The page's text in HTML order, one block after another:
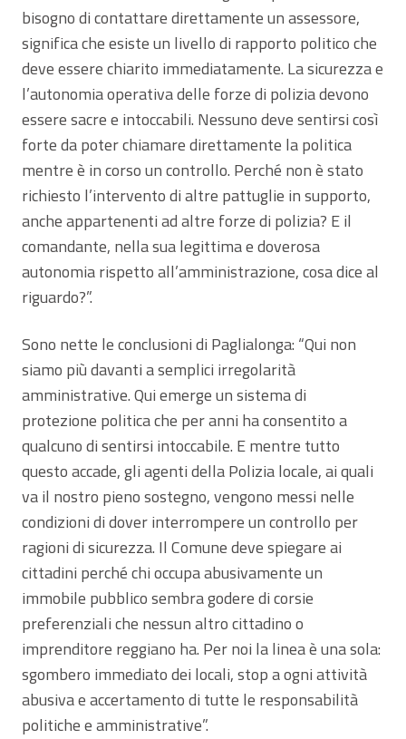
bisogno di contattare direttamente un assessore,
significa che esiste un livello di rapporto politico che
deve essere chiarito immediatamente. La sicurezza e
l’autonomia operativa delle forze di polizia devono
essere sacre e intoccabili. Nessuno deve sentirsi così
forte da poter chiamare direttamente la politica
mentre è in corso un controllo. Perché non è stato
richiesto l’intervento di altre pattuglie in supporto,
anche appartenenti ad altre forze di polizia? E il
comandante, nella sua legittima e doverosa
autonomia rispetto all’amministrazione, cosa dice al
riguardo?”.
Sono nette le conclusioni di Paglialonga: “Qui non
siamo più davanti a semplici irregolarità
amministrative. Qui emerge un sistema di
protezione politica che per anni ha consentito a
qualcuno di sentirsi intoccabile. E mentre tutto
questo accade, gli agenti della Polizia locale, ai quali
va il nostro pieno sostegno, vengono messi nelle
condizioni di dover interrompere un controllo per
ragioni di sicurezza. Il Comune deve spiegare ai
cittadini perché chi occupa abusivamente un
immobile pubblico sembra godere di corsie
preferenziali che nessun altro cittadino o
imprenditore reggiano ha. Per noi la linea è una sola:
sgombero immediato dei locali, stop a ogni attività
abusiva e accertamento di tutte le responsabilità
politiche e amministrative”.